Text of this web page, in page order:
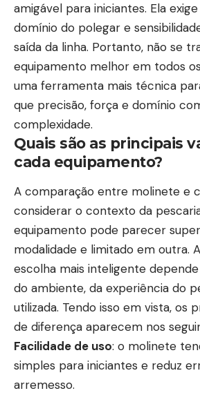
amigável para iniciantes. Ela
domínio do polegar e
saída da linha. Portanto, não se
equipamento melhor em todos
uma ferramenta mais técnica
que precisão, força e domínio
complexidade.
Quais são as principais
cada equipamento?
A comparação entre molinete e
considerar o contexto da
equipamento pode parecer
modalidade e limitado em outra.
escolha mais inteligente
do ambiente, da experiência do
utilizada. Tendo isso em vista, os
de diferença aparecem nos
Facilidade de uso: o molinete
simples para iniciantes e reduz
arremesso.